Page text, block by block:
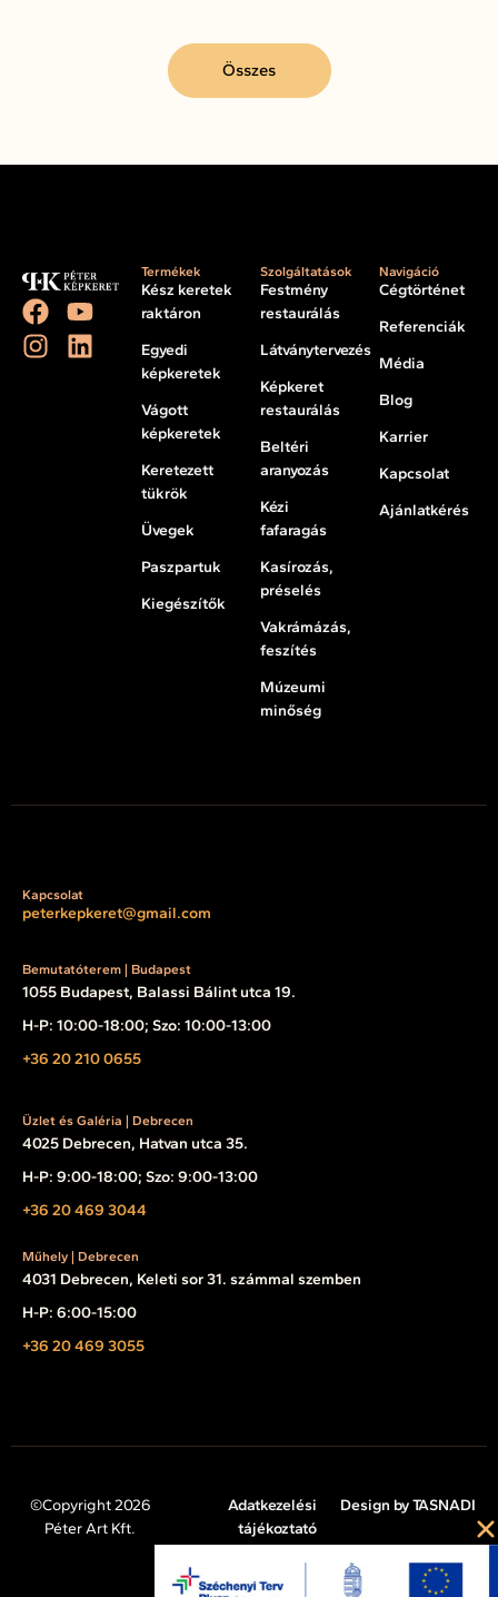
Összes
Termékek
Kész keretek
raktáron
Egyedi
képkeretek
Vágott
képkeretek
Keretezett
tükrök
Üvegek
Paszpartuk
Kiegészítők
Szolgáltatások
Festmény
restaurálás
Látványtervezés
Képkeret
restaurálás
Beltéri
aranyozás
Kézi
fafaragás
Kasírozás,
préselés
Vakrámázás,
feszítés
Múzeumi
minőség
Navigáció
Cégtörténet
Referenciák
Média
Blog
Karrier
Kapcsolat
Ajánlatkérés
Kapcsolat
peterkepkeret@gmail.com
Bemutatóterem | Budapest
1055 Budapest, Balassi Bálint utca 19.
H-P: 10:00-18:00; Szo: 10:00-13:00
+36 20 210 0655
Üzlet és Galéria | Debrecen
4025 Debrecen, Hatvan utca 35.
H-P: 9:00-18:00; Szo: 9:00-13:00
+36 20 469 3044
Műhely | Debrecen
4031 Debrecen, Keleti sor 31. számmal szemben
H-P: 6:00-15:00
+36 20 469 3055
©Copyright 2026
Péter Art Kft.
Adatkezelési
tájékoztató
Cookie tájékoztató
Design by TASNADI